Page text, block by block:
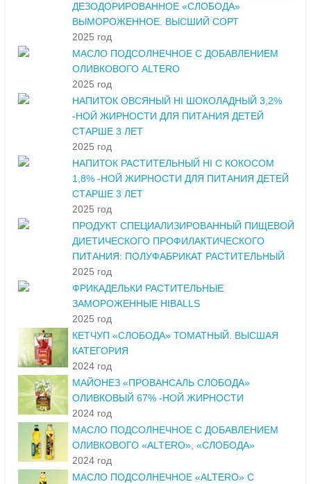
ДЕЗОДОРИРОВАННОЕ «СЛОБОДА»
ВЫМОРОЖЕННОЕ. ВЫСШИЙ СОРТ
2025 год
МАСЛО ПОДСОЛНЕЧНОЕ С ДОБАВЛЕНИЕМ
ОЛИВКОВОГО ALTERO
2025 год
НАПИТОК ОВСЯНЫЙ HI ШОКОЛАДНЫЙ 3,2%
-НОЙ ЖИРНОСТИ ДЛЯ ПИТАНИЯ ДЕТЕЙ
СТАРШЕ 3 ЛЕТ
2025 год
НАПИТОК РАСТИТЕЛЬНЫЙ HI С КОКОСОМ
1,8% -НОЙ ЖИРНОСТИ ДЛЯ ПИТАНИЯ ДЕТЕЙ
СТАРШЕ 3 ЛЕТ
2025 год
ПРОДУКТ СПЕЦИАЛИЗИРОВАННЫЙ ПИЩЕВОЙ
ДИЕТИЧЕСКОГО ПРОФИЛАКТИЧЕСКОГО
ПИТАНИЯ: ПОЛУФАБРИКАТ РАСТИТЕЛЬНЫЙ
2025 год
ФРИКАДЕЛЬКИ РАСТИТЕЛЬНЫЕ
ЗАМОРОЖЕННЫЕ HIBALLS
2025 год
КЕТЧУП «СЛОБОДА» ТОМАТНЫЙ. ВЫСШАЯ
КАТЕГОРИЯ
2024 год
МАЙОНЕЗ «ПРОВАНСАЛЬ СЛОБОДА»
ОЛИВКОВЫЙ 67% -НОЙ ЖИРНОСТИ
2024 год
МАСЛО ПОДСОЛНЕЧНОЕ С ДОБАВЛЕНИЕМ
ОЛИВКОВОГО «ALTERO», «СЛОБОДА»
2024 год
МАСЛО ПОДСОЛНЕЧНОЕ «ALTERO» С